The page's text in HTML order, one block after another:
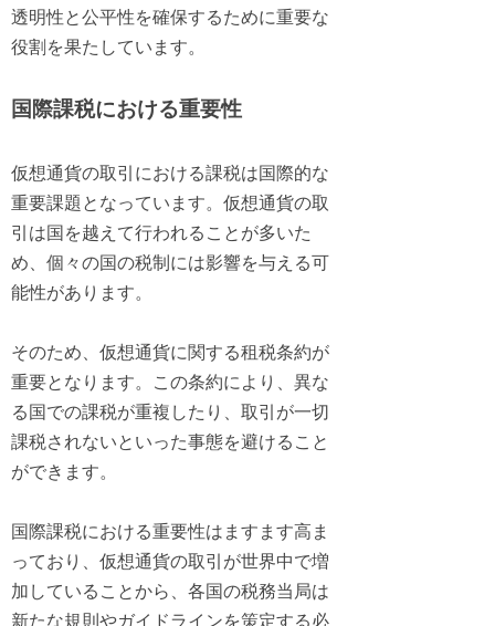
透明性と公平性を確保するために重要な
役割を果たしています。
国際課税における重要性
仮想通貨の取引における課税は国際的な
重要課題となっています。仮想通貨の取
引は国を越えて行われることが多いた
め、個々の国の税制には影響を与える可
能性があります。
そのため、仮想通貨に関する租税条約が
重要となります。この条約により、異な
る国での課税が重複したり、取引が一切
課税されないといった事態を避けること
ができます。
国際課税における重要性はますます高ま
っており、仮想通貨の取引が世界中で増
加していることから、各国の税務当局は
新たな規則やガイドラインを策定する必